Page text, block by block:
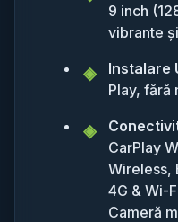
9 inch
vibrante
Instalare
Play, fără
CarPlay
Wireless,
4G & Wi-
Cameră